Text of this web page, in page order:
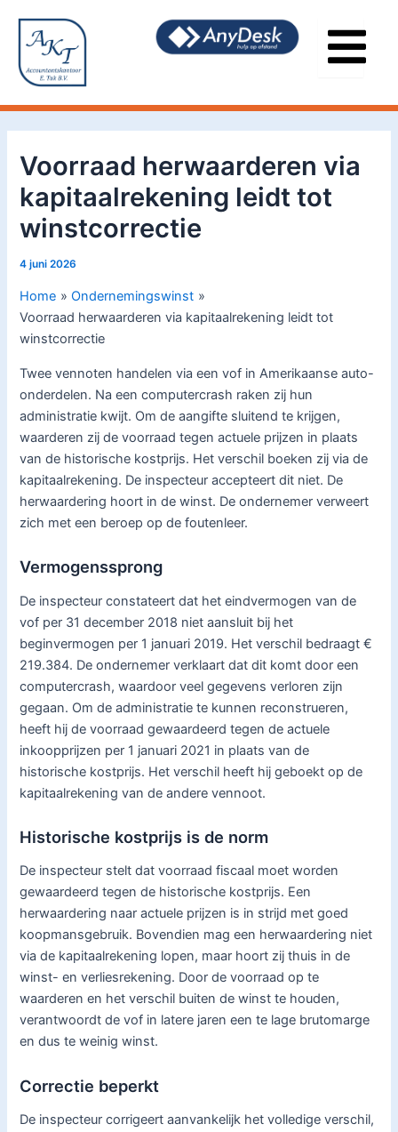
inhoud
Voorraad herwaarderen via
kapitaalrekening leidt tot
winstcorrectie
4 juni 2026
Home
Ondernemingswinst
Voorraad herwaarderen via kapitaalrekening leidt tot
winstcorrectie
Twee vennoten handelen via een vof in Amerikaanse auto-
onderdelen. Na een computercrash raken zij hun
administratie kwijt. Om de aangifte sluitend te krijgen,
waarderen zij de voorraad tegen actuele prijzen in plaats
van de historische kostprijs. Het verschil boeken zij via de
kapitaalrekening. De inspecteur accepteert dit niet. De
herwaardering hoort in de winst. De ondernemer verweert
zich met een beroep op de foutenleer.
Vermogenssprong
De inspecteur constateert dat het eindvermogen van de
vof per 31 december 2018 niet aansluit bij het
beginvermogen per 1 januari 2019. Het verschil bedraagt €
219.384. De ondernemer verklaart dat dit komt door een
computercrash, waardoor veel gegevens verloren zijn
gegaan. Om de administratie te kunnen reconstrueren,
heeft hij de voorraad gewaardeerd tegen de actuele
inkoopprijzen per 1 januari 2021 in plaats van de
historische kostprijs. Het verschil heeft hij geboekt op de
kapitaalrekening van de andere vennoot.
Historische kostprijs is de norm
De inspecteur stelt dat voorraad fiscaal moet worden
gewaardeerd tegen de historische kostprijs. Een
herwaardering naar actuele prijzen is in strijd met goed
koopmansgebruik. Bovendien mag een herwaardering niet
via de kapitaalrekening lopen, maar hoort zij thuis in de
winst- en verliesrekening. Door de voorraad op te
waarderen en het verschil buiten de winst te houden,
verantwoordt de vof in latere jaren een te lage brutomarge
en dus te weinig winst.
Correctie beperkt
De inspecteur corrigeert aanvankelijk het volledige verschil,
navigatie